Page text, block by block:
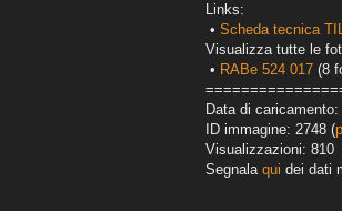
Links:
• Scheda tecnica
Visualizza tutte le
• RABe 524 017 (8
Data di
ID immagine: 2748 (
Visualizzazioni: 810
Segnala qui dei dati